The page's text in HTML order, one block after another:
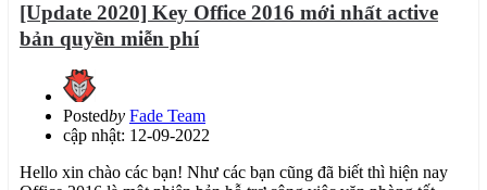
[Update 2020] Key Office 2016 mới nhất active
bản quyền miễn phí
Postedby Fade Team
cập nhật: 12-09-2022
Hello xin chào các bạn! Như các bạn cũng đã biết thì hiện nay